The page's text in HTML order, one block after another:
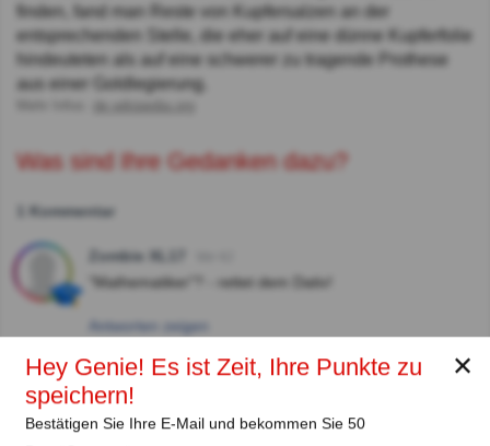
finden, fand man Reste von Kupfersalzen an der
entsprechenden Stelle, die eher auf eine dünne Kupferfolie
hindeuteten als auf eine schwerer zu tragende Prothese
aus einer Goldlegierung.
de.wikipedia.org
Was sind Ihre Gedanken dazu?
1 Kommentar
Zombie XL17
"Mathematiker"? - rettet dem Dativ!
Antworten zeigen
Autor:
✕
Hey Genie! Es ist Zeit, Ihre Punkte zu
speichern!
Bestätigen Sie Ihre E-Mail und bekommen Sie 50